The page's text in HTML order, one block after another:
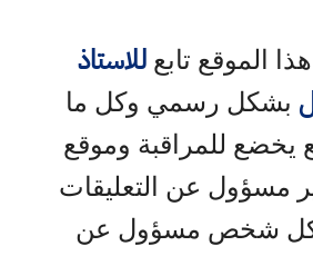
هذا الموقع تابع للاستاذ
بشكل رسمي وكل ما
يخضع للمراقبة وموقع
مسؤول عن التعليقات
كل شخص مسؤول عن